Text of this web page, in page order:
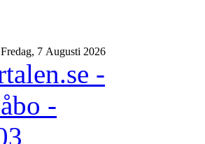
Fredag, 7 Αugusti 2026